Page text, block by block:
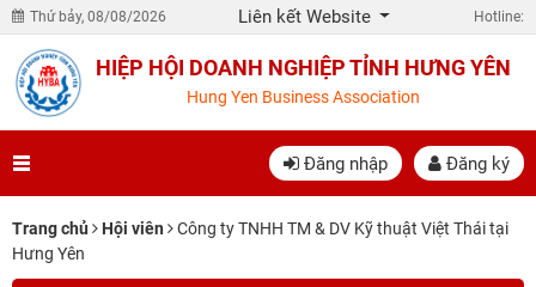
Thứ bảy, 08/08/2026 Liên kết Website Hotline:
HIỆP HỘI DOANH NGHIỆP TỈNH HƯNG YÊN
Hung Yen Business Association
Đăng nhập Đăng ký
Trang chủ Hội viên
Công ty TNHH TM & DV Kỹ thuật Việt Thái tại
Hưng Yên